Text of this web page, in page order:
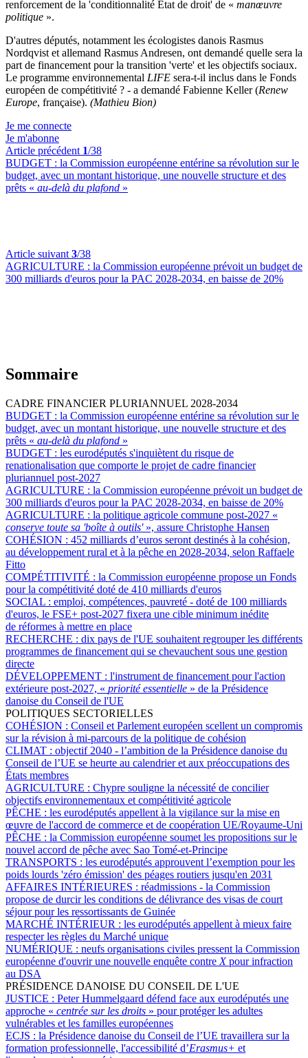
renforcement de la 'conditionnalité État de droit' de « manœuvre
politique ».
D'autres députés, notamment les écologistes danois Rasmus
Nordqvist et allemand Rasmus Andresen, ont demandé quelle sera la
part de financement pour la transition 'verte' et les objectifs sociaux.
Le programme environnemental LIFE sera-t-il inclus dans le Fonds
européen de compétitivité ? - a demandé Fabienne Keller (Renew
Europe, française). (Mathieu Bion)
Je me connecte
Je m'abonne
Article précédent 1/38
BUDGET : la Commission européenne entérine sa révolution sur le
budget, avec un montant historique, une nouvelle structure et des
prêts « au-delà du plafond »
Article suivant 3/38
AGRICULTURE : la Commission européenne prévoit un budget de
300 milliards d'euros pour la PAC 2028-2034, en baisse de 20%
Sommaire
CADRE FINANCIER PLURIANNUEL 2028-2034
BUDGET : la Commission européenne entérine sa révolution sur le
budget, avec un montant historique, une nouvelle structure et des
prêts « au-delà du plafond »
BUDGET : les eurodéputés s'inquiètent du risque de
renationalisation que comporte le projet de cadre financier
pluriannuel post-2027
AGRICULTURE : la Commission européenne prévoit un budget de
300 milliards d'euros pour la PAC 2028-2034, en baisse de 20%
AGRICULTURE : la politique agricole commune post-2027 «
conserve toute sa 'boîte à outils' », assure Christophe Hansen
COHÉSION : 452 milliards d’euros seront destinés à la cohésion,
au développement rural et à la pêche en 2028-2034, selon Raffaele
Fitto
COMPÉTITIVITÉ : la Commission européenne propose un Fonds
pour la compétitivité doté de 410 milliards d'euros
SOCIAL : emploi, compétences, pauvreté - doté de 100 milliards
d'euros, le FSE+ post-2027 fixera une cible minimum inédite
de réformes à mettre en place
RECHERCHE : dix pays de l'UE souhaitent regrouper les différents
programmes de financement qui se chevauchent sous une gestion
directe
DÉVELOPPEMENT : l'instrument de financement pour l'action
extérieure post-2027, « priorité essentielle » de la Présidence
danoise du Conseil de l'UE
POLITIQUES SECTORIELLES
COHÉSION : Conseil et Parlement européen scellent un compromis
sur la révision à mi-parcours de la politique de cohésion
CLIMAT : objectif 2040 - l’ambition de la Présidence danoise du
Conseil de l’UE se heurte au calendrier et aux préoccupations des
États membres
AGRICULTURE : Chypre souligne la nécessité de concilier
objectifs environnementaux et compétitivité agricole
PÊCHE : les eurodéputés appellent à la vigilance sur la mise en
œuvre de l'accord de commerce et de coopération UE/Royaume-Uni
PÊCHE : la Commission européenne soumet les propositions sur le
nouvel accord de pêche avec Sao Tomé-et-Principe
TRANSPORTS : les eurodéputés approuvent l’exemption pour les
poids lourds 'zéro émission' des péages routiers jusqu'en 2031
AFFAIRES INTÉRIEURES : réadmissions - la Commission
propose de durcir les conditions de délivrance des visas de court
séjour pour les ressortissants de Guinée
MARCHÉ INTÉRIEUR : les eurodéputés appellent à mieux faire
respecter les règles du Marché unique
NUMÉRIQUE : neufs organisations civiles pressent la Commission
européenne d'ouvrir une nouvelle enquête contre Xpour infraction
au DSA
PRÉSIDENCE DANOISE DU CONSEIL DE L'UE
JUSTICE : Peter Hummelgaard défend face aux eurodéputés une
approche « centrée sur les droits » pour protéger les adultes
vulnérables et les familles européennes
ECJS : la Présidence danoise du Conseil de l’UE travaillera sur la
formation professionnelle, l'accessibilité d’Erasmus+ et